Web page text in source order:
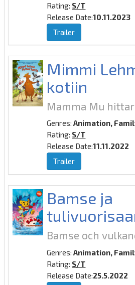
Rating: S/T
Release Date:10.11.2023
Trailer
Mimmi
kotiin
Mamma Mu
Genres:Animation,
Rating: S/T
Release Date:11.11.2022
Trailer
Bamse ja
Bamse och
Genres:Animation,
Rating: S/T
Release Date:25.5.2022